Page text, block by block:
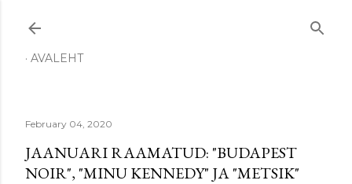
AVALEHT
February 04, 2020
JAANUARI RAAMATUD: "BUDAPEST
NOIR", "MINU KENNEDY" JA "METSIK"